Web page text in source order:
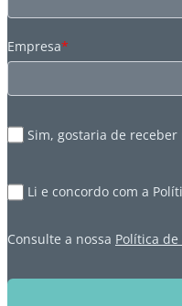
Empresa*
Sim, gostaria de receber
Li e concordo com a
Consulte a nossa Política